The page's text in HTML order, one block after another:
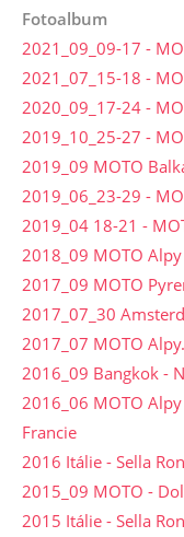
Fotoalbum
2021_09_09-17 -
2021_07_15-18 -
2020_09_17-24 -
2019_10_25-27 -
2019_09 MOTO
2019_06_23-29 -
2019_04 18-21 -
2018_09 MOTO Alpy
2017_09 MOTO
2017_07_30
2017_07 MOTO
2016_09 Bangkok -
2016_06 MOTO
Francie
2016 Itálie - Sella
2015_09 MOTO -
2015 Itálie - Sella